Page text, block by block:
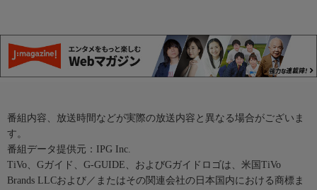
番組内容、放送時間などが実際の放送内容と異なる場合がございま
す。
番組データ提供元：IPG Inc.
TiVo、Gガイド、G-GUIDE、およびGガイドロゴは、米国TiVo
Brands LLCおよび／またはその関連会社の日本国内における商標ま